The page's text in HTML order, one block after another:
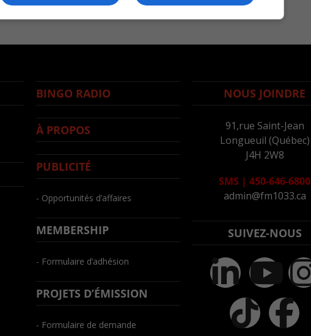
BINGO RADIO
À PROPOS
PUBLICITÉ
- Opportunités d’affaires
MEMBERSHIP
- Formulaire d’adhésion
PROJETS D’ÉMISSION
- Formulaire de demande
NOUS JOINDRE
91,rue Saint-Jean
Longueuil (Québec)
J4H 2W8
SMS | 450-646-6800
admin@fm1033.ca
SUIVEZ-NOUS